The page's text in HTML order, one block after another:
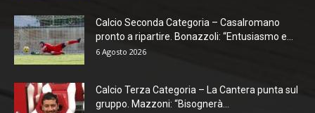
Calcio Seconda Categoria – Casalromano
pronto a ripartire. Bonazzoli: “Entusiasmo e...
6 Agosto 2026
Calcio Terza Categoria – La Cantera punta sul
gruppo. Mazzoni: “Bisognerà...